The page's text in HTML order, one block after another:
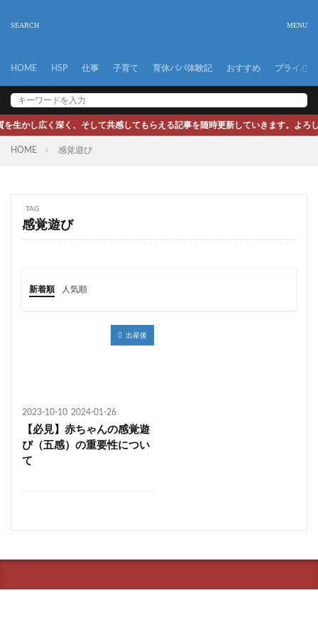
HOME HSP 仕事 子育て 育休パパ体験記 おすすめ プライバ
かし広く深く、そして共感してもらえる記事を随時更新していきます。よろしく
HOME 感覚遊び
TAG
感覚遊び
新着順 人気順
出産後
2023-10-10 2024-01-26
【必見】赤ちゃんの感覚遊
び（五感）の重要性につい
て